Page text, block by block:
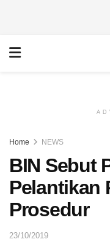
Home NEWS
BIN Sebut
Pelantikan
Prosedur
23/10/2019